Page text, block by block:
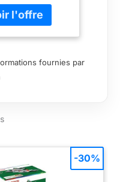
fournies par
-30%